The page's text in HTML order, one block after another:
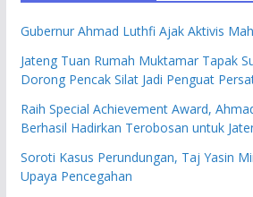
Gubernur Ahmad Luthfi Ajak Aktivis
Jateng Tuan Rumah Muktamar Tapak
Dorong Pencak Silat Jadi Penguat
Raih Special Achievement Award,
Berhasil Hadirkan Terobosan untuk
Soroti Kasus Perundungan, Taj Yasin
Upaya Pencegahan